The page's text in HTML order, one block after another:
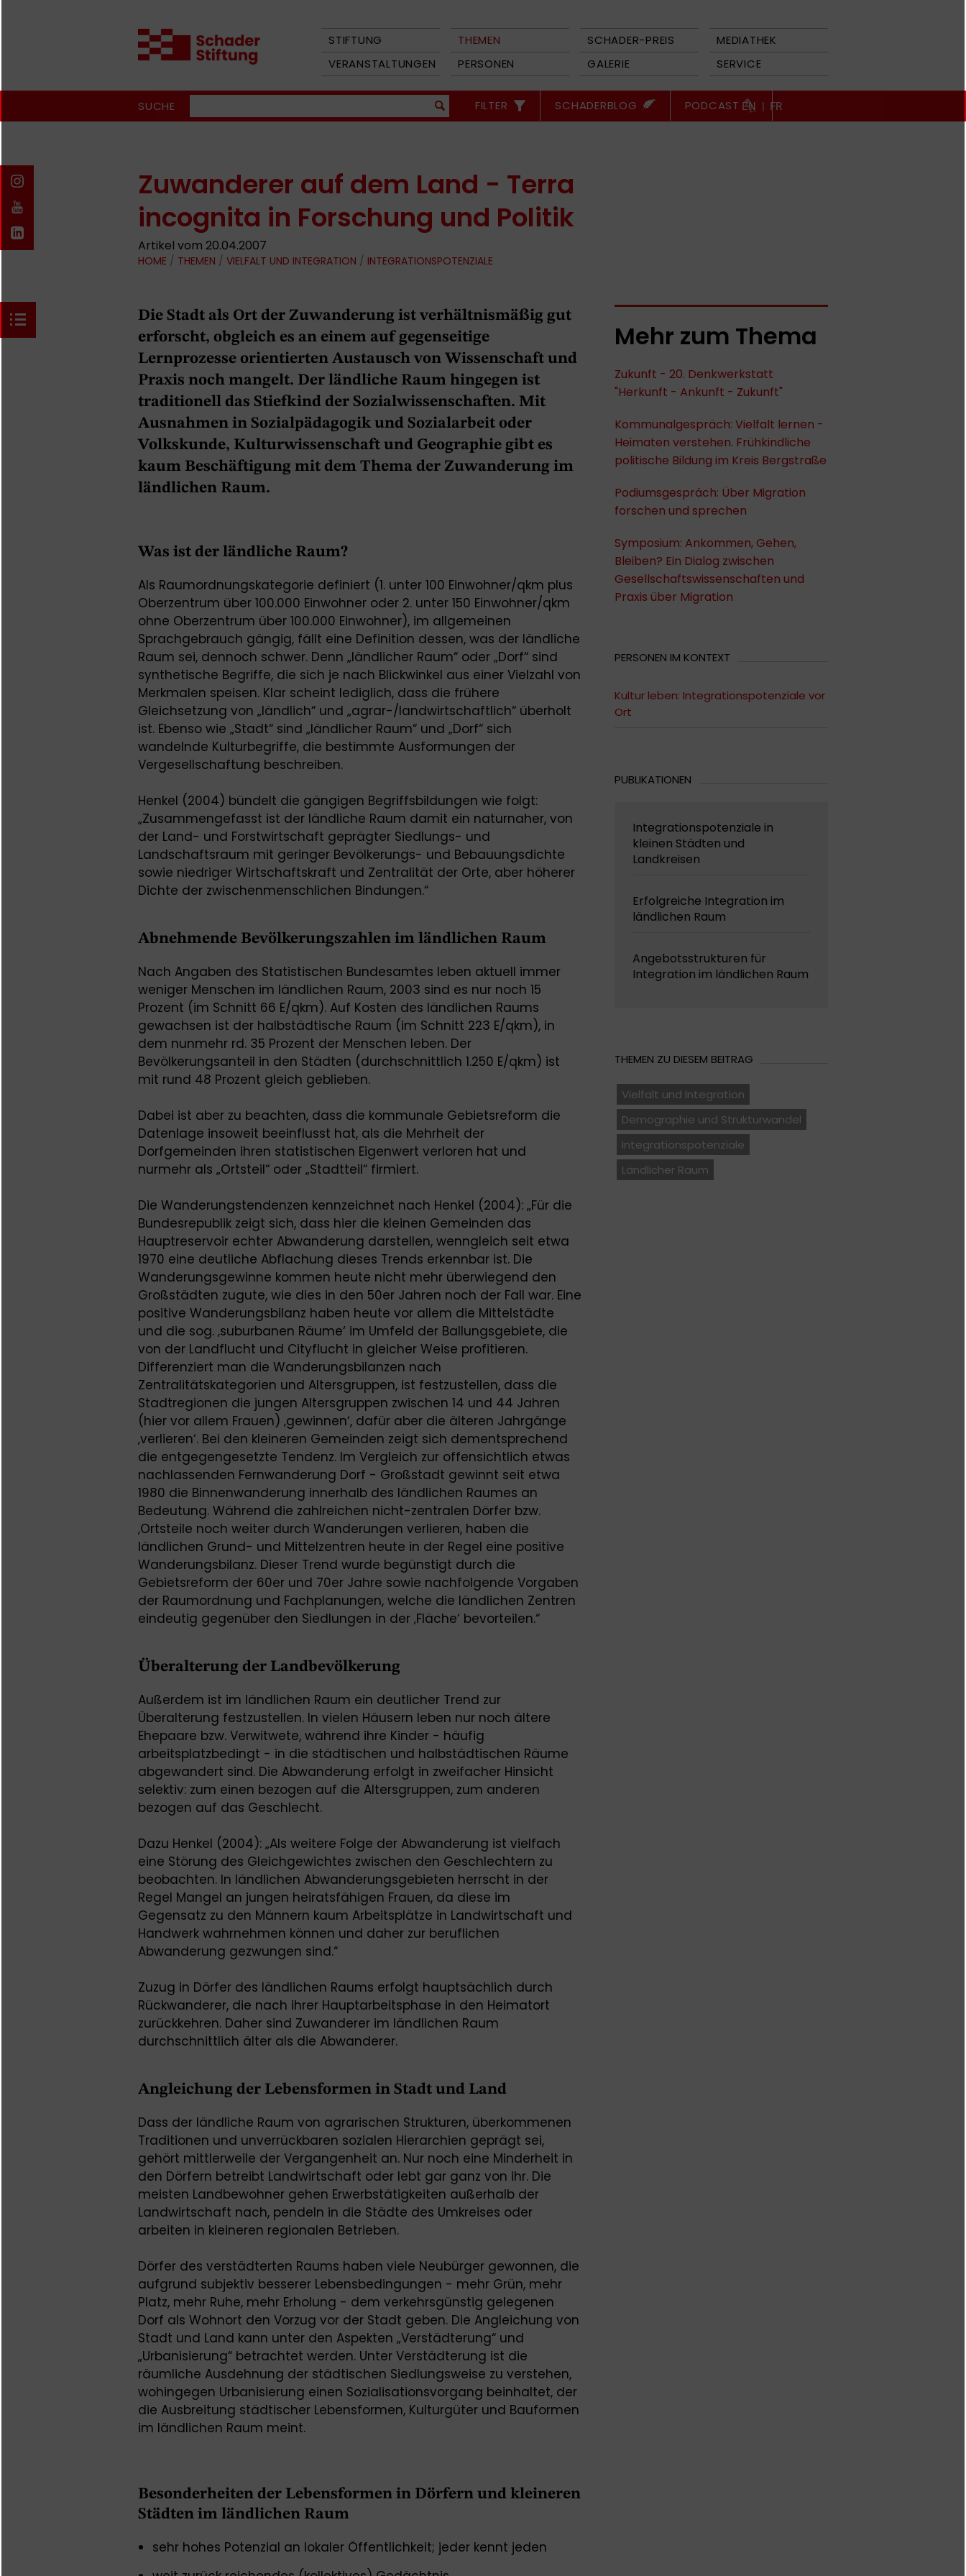
STIFTUNG THEMEN SCHADER-PREIS
MEDIATHEK
VERANSTALTUNGEN
PERSONEN GALERIE SERVICE
SUCHE FILTER SCHADERBLOG PODCAST EN | FR
Zuwanderer auf dem Land - Terra
incognita in Forschung und Politik
Artikel vom 20.04.2007
HOME / THEMEN / VIELFALT UND INTEGRATION / INTEGRATIONSPOTENZIALE
Die Stadt als Ort der Zuwanderung ist verhältnismäßig gut
erforscht, obgleich es an einem auf gegenseitige
Lernprozesse orientierten Austausch von Wissenschaft und
Praxis noch mangelt. Der ländliche Raum hingegen ist
traditionell das Stiefkind der Sozialwissenschaften. Mit
Ausnahmen in Sozialpädagogik und Sozialarbeit oder
Volkskunde, Kulturwissenschaft und Geographie gibt es
kaum Beschäftigung mit dem Thema der Zuwanderung im
ländlichen Raum.
Was ist der ländliche Raum?
Als Raumordnungskategorie definiert (1. unter 100 Einwohner/qkm plus
Oberzentrum über 100.000 Einwohner oder 2. unter 150 Einwohner/qkm
ohne Oberzentrum über 100.000 Einwohner), im allgemeinen
Sprachgebrauch gängig, fällt eine Definition dessen, was der ländliche
Raum sei, dennoch schwer. Denn „ländlicher Raum“ oder „Dorf“ sind
synthetische Begriffe, die sich je nach Blickwinkel aus einer Vielzahl von
Merkmalen speisen. Klar scheint lediglich, dass die frühere
Gleichsetzung von „ländlich“ und „agrar-/landwirtschaftlich“ überholt
ist. Ebenso wie „Stadt“ sind „ländlicher Raum“ und „Dorf“ sich
wandelnde Kulturbegriffe, die bestimmte Ausformungen der
Vergesellschaftung beschreiben.
Henkel (2004) bündelt die gängigen Begriffsbildungen wie folgt:
„Zusammengefasst ist der ländliche Raum damit ein naturnaher, von
der Land- und Forstwirtschaft geprägter Siedlungs- und
Landschaftsraum mit geringer Bevölkerungs- und Bebauungsdichte
sowie niedriger Wirtschaftskraft und Zentralität der Orte, aber höherer
Dichte der zwischenmenschlichen Bindungen.“
Abnehmende Bevölkerungszahlen im ländlichen Raum
Nach Angaben des Statistischen Bundesamtes leben aktuell immer
weniger Menschen im ländlichen Raum, 2003 sind es nur noch 15
Prozent (im Schnitt 66 E/qkm). Auf Kosten des ländlichen Raums
gewachsen ist der halbstädtische Raum (im Schnitt 223 E/qkm), in
dem nunmehr rd. 35 Prozent der Menschen leben. Der
Bevölkerungsanteil in den Städten (durchschnittlich 1.250 E/qkm) ist
mit rund 48 Prozent gleich geblieben.
Dabei ist aber zu beachten, dass die kommunale Gebietsreform die
Datenlage insoweit beeinflusst hat, als die Mehrheit der
Dorfgemeinden ihren statistischen Eigenwert verloren hat und
nurmehr als „Ortsteil“ oder „Stadtteil“ firmiert.
Die Wanderungstendenzen kennzeichnet nach Henkel (2004): „Für die
Bundesrepublik zeigt sich, dass hier die kleinen Gemeinden das
Hauptreservoir echter Abwanderung darstellen, wenngleich seit etwa
1970 eine deutliche Abflachung dieses Trends erkennbar ist. Die
Wanderungsgewinne kommen heute nicht mehr überwiegend den
Großstädten zugute, wie dies in den 50er Jahren noch der Fall war. Eine
positive Wanderungsbilanz haben heute vor allem die Mittelstädte
und die sog. ‚suburbanen Räume‘ im Umfeld der Ballungsgebiete, die
von der Landflucht und Cityflucht in gleicher Weise profitieren.
Differenziert man die Wanderungsbilanzen nach
Zentralitätskategorien und Altersgruppen, ist festzustellen, dass die
Stadtregionen die jungen Altersgruppen zwischen 14 und 44 Jahren
(hier vor allem Frauen) ‚gewinnen‘, dafür aber die älteren Jahrgänge
‚verlieren‘. Bei den kleineren Gemeinden zeigt sich dementsprechend
die entgegengesetzte Tendenz. Im Vergleich zur offensichtlich etwas
nachlassenden Fernwanderung Dorf - Großstadt gewinnt seit etwa
1980 die Binnenwanderung innerhalb des ländlichen Raumes an
Bedeutung. Während die zahlreichen nicht-zentralen Dörfer bzw.
‚Ortsteile noch weiter durch Wanderungen verlieren, haben die
ländlichen Grund- und Mittelzentren heute in der Regel eine positive
Wanderungsbilanz. Dieser Trend wurde begünstigt durch die
Gebietsreform der 60er und 70er Jahre sowie nachfolgende Vorgaben
der Raumordnung und Fachplanungen, welche die ländlichen Zentren
eindeutig gegenüber den Siedlungen in der ‚Fläche‘ bevorteilen.“
Überalterung der Landbevölkerung
Außerdem ist im ländlichen Raum ein deutlicher Trend zur
Überalterung festzustellen. In vielen Häusern leben nur noch ältere
Ehepaare bzw. Verwitwete, während ihre Kinder - häufig
arbeitsplatzbedingt - in die städtischen und halbstädtischen Räume
abgewandert sind. Die Abwanderung erfolgt in zweifacher Hinsicht
selektiv: zum einen bezogen auf die Altersgruppen, zum anderen
bezogen auf das Geschlecht.
Dazu Henkel (2004): „Als weitere Folge der Abwanderung ist vielfach
eine Störung des Gleichgewichtes zwischen den Geschlechtern zu
beobachten. In ländlichen Abwanderungsgebieten herrscht in der
Regel Mangel an jungen heiratsfähigen Frauen, da diese im
Gegensatz zu den Männern kaum Arbeitsplätze in Landwirtschaft und
Handwerk wahrnehmen können und daher zur beruflichen
Abwanderung gezwungen sind.“
Zuzug in Dörfer des ländlichen Raums erfolgt hauptsächlich durch
Rückwanderer, die nach ihrer Hauptarbeitsphase in den Heimatort
zurückkehren. Daher sind Zuwanderer im ländlichen Raum
durchschnittlich älter als die Abwanderer.
Angleichung der Lebensformen in Stadt und Land
Dass der ländliche Raum von agrarischen Strukturen, überkommenen
Traditionen und unverrückbaren sozialen Hierarchien geprägt sei,
gehört mittlerweile der Vergangenheit an. Nur noch eine Minderheit in
den Dörfern betreibt Landwirtschaft oder lebt gar ganz von ihr. Die
meisten Landbewohner gehen Erwerbstätigkeiten außerhalb der
Landwirtschaft nach, pendeln in die Städte des Umkreises oder
arbeiten in kleineren regionalen Betrieben.
Dörfer des verstädterten Raums haben viele Neubürger gewonnen, die
aufgrund subjektiv besserer Lebensbedingungen - mehr Grün, mehr
Platz, mehr Ruhe, mehr Erholung - dem verkehrsgünstig gelegenen
Dorf als Wohnort den Vorzug vor der Stadt geben. Die Angleichung von
Stadt und Land kann unter den Aspekten „Verstädterung“ und
„Urbanisierung“ betrachtet werden. Unter Verstädterung ist die
räumliche Ausdehnung der städtischen Siedlungsweise zu verstehen,
wohingegen Urbanisierung einen Sozialisationsvorgang beinhaltet, der
die Ausbreitung städtischer Lebensformen, Kulturgüter und Bauformen
im ländlichen Raum meint.
Besonderheiten der Lebensformen in Dörfern und kleineren
Städten im ländlichen Raum
sehr hohes Potenzial an lokaler Öffentlichkeit; jeder kennt jeden
Mehr zum Thema
Zukunft - 20. Denkwerkstatt
"Herkunft - Ankunft - Zukunft"
Kommunalgespräch: Vielfalt lernen -
Heimaten verstehen. Frühkindliche
politische Bildung im Kreis Bergstraße
Podiumsgespräch: Über Migration
forschen und sprechen
Symposium: Ankommen, Gehen,
Bleiben? Ein Dialog zwischen
Gesellschaftswissenschaften und
Praxis über Migration
PERSONEN IM KONTEXT
Kultur leben: Integrationspotenziale vor
Ort
PUBLIKATIONEN
Integrationspotenziale in
kleinen Städten und
Landkreisen
Erfolgreiche Integration im
ländlichen Raum
Angebotsstrukturen für
Integration im ländlichen Raum
THEMEN ZU DIESEM BEITRAG
Vielfalt und Integration
Demographie und Strukturwandel
Integrationspotenziale
Ländlicher Raum